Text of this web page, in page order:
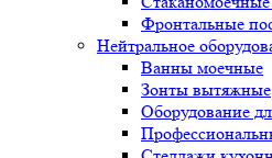
Фронтальные
Нейтральное
Ванны моечные
Зонты вытяжные
Оборудование